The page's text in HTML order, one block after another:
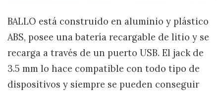
BALLO está construido en aluminio y plástico
ABS, posee una batería recargable de litio y se
recarga a través de un puerto USB. El jack de
3.5 mm lo hace compatible con todo tipo de
dispositivos y siempre se pueden conseguir